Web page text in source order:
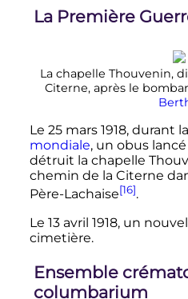
La Première
La chapelle Thouvenin,
Citerne, après le
Le 25 mars 1918, durant la
mondiale, un obus
détruit la chapelle
chemin de la Citerne
Père-Lachaise[16].
Le 13 avril 1918, un
cimetière.
Ensemble
columbarium